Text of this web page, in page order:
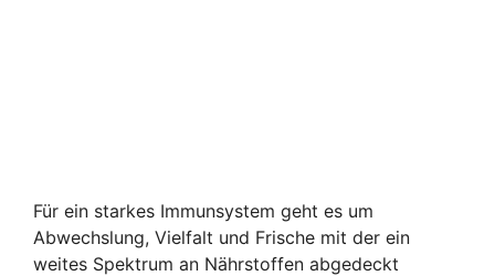
Für ein starkes Immunsystem geht es um
Abwechslung, Vielfalt und Frische mit der ein
weites Spektrum an Nährstoffen abgedeckt